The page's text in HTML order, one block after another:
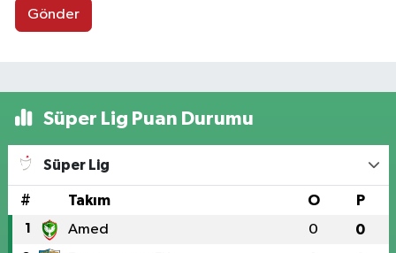
Gönder
Süper Lig Puan Durumu
Süper Lig
# Takım O P
1 Amed 0 0